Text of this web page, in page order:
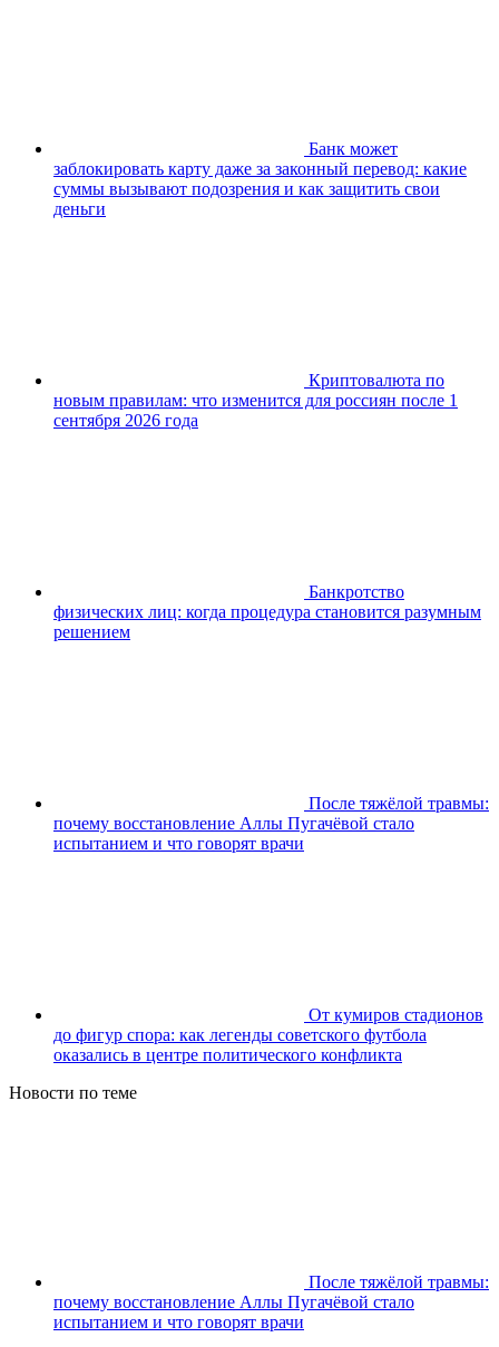
Банк может
заблокировать карту даже за законный перевод: какие
суммы вызывают подозрения и как защитить свои
деньги
Криптовалюта по
новым правилам: что изменится для россиян после 1
сентября 2026 года
Банкротство
физических лиц: когда процедура становится разумным
решением
После тяжёлой травмы:
почему восстановление Аллы Пугачёвой стало
испытанием и что говорят врачи
От кумиров стадионов
до фигур спора: как легенды советского футбола
оказались в центре политического конфликта
Новости по теме
После тяжёлой травмы:
почему восстановление Аллы Пугачёвой стало
испытанием и что говорят врачи